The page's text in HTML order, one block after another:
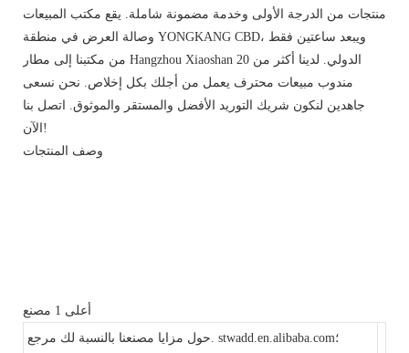
منتجات من الدرجة الأولى وخدمة مضمونة شاملة. يقع مكتب المبيعات
وصالة العرض في منطقة YONGKANG CBD، ويبعد ساعتين فقط
من مكتبنا إلى مطار Hangzhou Xiaoshan الدولي. لدينا أكثر من 20
مندوب مبيعات محترف يعمل من أجلك بكل إخلاص. نحن نسعى
جاهدين لنكون شريك التوريد الأفضل والمستقر والموثوق. اتصل بنا
الآن!
وصف المنتجات
أعلى 1 مصنع
حول مزايا مصنعنا بالنسبة لك مرجع. stwadd.en.alibaba.com؛